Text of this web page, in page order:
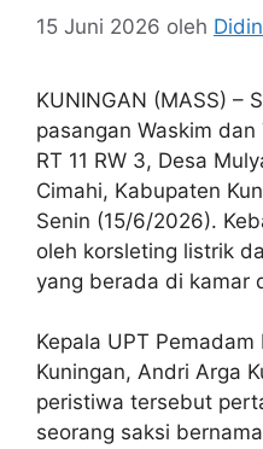
15 Juni 2026 oleh
KUNINGAN (MASS) –
pasangan Waskim
RT 11 RW 3, Desa
Cimahi, Kabupaten
Senin (15/6/2026).
oleh korsleting listrik
yang berada di kamar
Kepala UPT
Kuningan, Andri Arga
peristiwa tersebut
seorang saksi